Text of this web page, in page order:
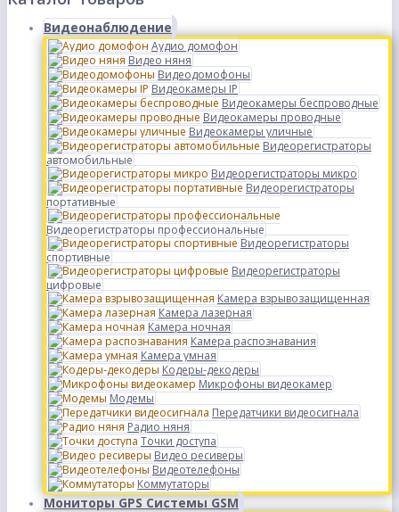
Видеонаблюдение
Аудио домофон
Видео няня
Видеодомофоны
Видеокамеры IP
Видеокамеры беспроводные
Видеокамеры проводные
Видеокамеры уличные
Видеорегистраторы
автомобильные
Видеорегистраторы микро
Видеорегистраторы
портативные
Видеорегистраторы профессиональные
Видеорегистраторы
спортивные
Видеорегистраторы
цифровые
Камера взрывозащищенная
Камера лазерная
Камера ночная
Камера распознавания
Камера умная
Кодеры-декодеры
Микрофоны видеокамер
Модемы
Передатчики видеосигнала
Радио няня
Точки доступа
Видео ресиверы
Видеотелефоны
Коммутаторы
Мониторы GPS Системы GSM